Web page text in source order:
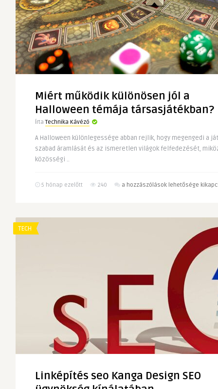
Miért működik különösen jól a
Halloween témája társasjátékban?
ÍrtaTechnika Kávézó
A Halloween különlegessége abban rejlik, hogy megengedi a
szabad áramlását és az ismeretlen világok felfedezését,
közösségi ..
5 hónap ezelőtt 240
Miért
jól
a hozzászólások lehetősége
TECH
Linképítés seo Kanga Design SEO